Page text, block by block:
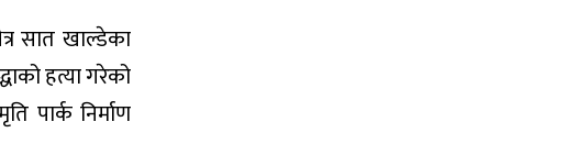
सात खाल्डेका
हत्या गरेको
पार्क निर्माण